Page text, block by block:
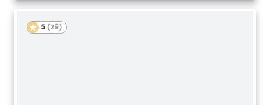
5 (29)